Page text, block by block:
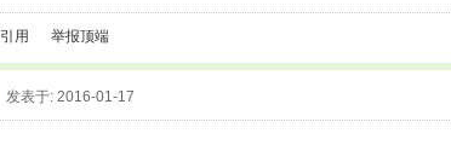
引用 举报顶端
发表于: 2016-01-17